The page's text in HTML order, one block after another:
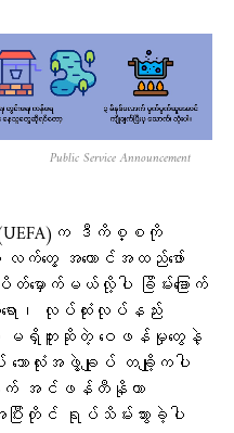
Public Service Announcement
(UEFA)က ဒီကိစ္စကို
တွေ့ အကောင်အထည်ဖော်
ာက်မယ်လို့ပါ ခြိမ်းခြောက်
ရော၊ လုပ်ထုံးလုပ်နည်း
မရှိဘူးဆိုတဲ့ ဝေဖန်မှုတွေနဲ့
ောလုံးအဖွဲ့ချုပ် တချို့ကပါ
ာက် အင်ဖန်တီနိုဟာ
းတိုင် ရုပ်သိမ်းသွားခဲ့ပါ